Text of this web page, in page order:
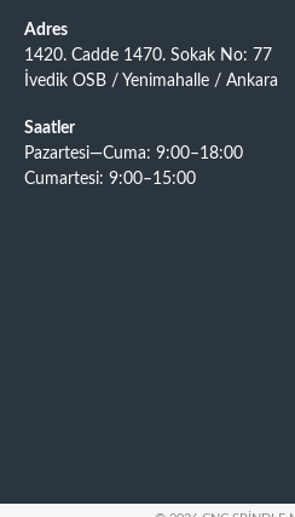
Adres
1420. Cadde 1470. Sokak No: 77
İvedik OSB / Yenimahalle / Ankara
Saatler
Pazartesi—Cuma: 9:00–18:00
Cumartesi: 9:00–15:00